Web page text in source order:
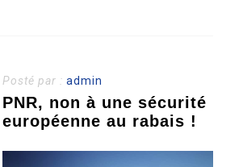
Posté par :admin
PNR, non à une sécurité
européenne au rabais !